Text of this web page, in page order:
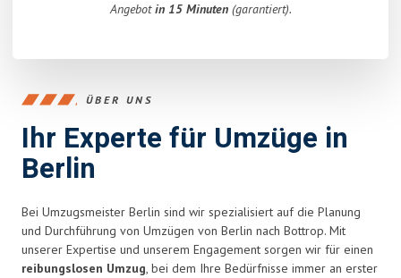
Angebotin 15 Minuten(garantiert).
ÜBER UNS
Ihr Experte für Umzüge in
Berlin
Bei Umzugsmeister Berlin sind wir spezialisiert auf die Planung
und Durchführung von Umzügen von Berlin nach Bottrop. Mit
unserer Expertise und unserem Engagement sorgen wir für einen
reibungslosen Umzug, bei dem Ihre Bedürfnisse immer an erster